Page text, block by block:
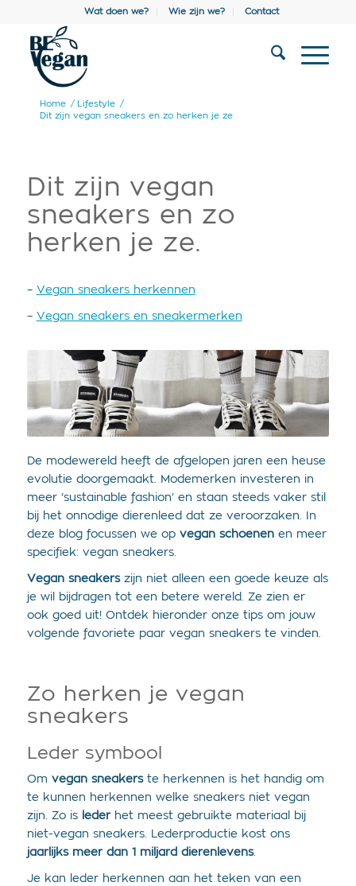
Wat doen we? Wie zijn we? Contact
Home / Lifestyle /
Dit zijn vegan sneakers en zo herken je ze
Dit zijn vegan
sneakers en zo
herken je ze.
– Vegan sneakers herkennen
– Vegan sneakers en sneakermerken
De modewereld heeft de afgelopen jaren een heuse
evolutie doorgemaakt. Modemerken investeren in
meer ‘sustainable fashion’ en staan steeds vaker stil
bij het onnodige dierenleed dat ze veroorzaken. In
deze blog focussen we op vegan schoenen en meer
specifiek: vegan sneakers.
Vegan sneakerszijn niet alleen een goede keuze als
je wil bijdragen tot een betere wereld. Ze zien er
ook goed uit! Ontdek hieronder onze tips om jouw
volgende favoriete paar vegan sneakers te vinden.
Zo herken je vegan
sneakers
Leder symbool
Om vegan sneakerste herkennen is het handig om
te kunnen herkennen welke sneakers niet vegan
zijn. Zo is lederhet meest gebruikte materiaal bij
niet-vegan sneakers. Lederproductie kost ons
jaarlijks meer dan 1 miljard dierenlevens.
Je kan leder herkennen aan het teken van een